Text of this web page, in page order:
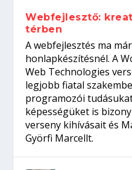
Webfejlesztő:
térben
A webfejlesztés ma
honlapkészítésnél. A
Web Technologies
legjobb fiatal
programozói
képességüket is
verseny kihívásait és
Györfi Marcellt.